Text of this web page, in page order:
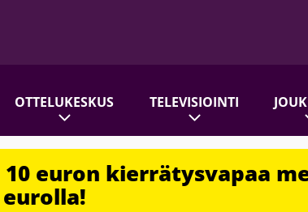
OTTELUKESKUS TELEVISIOINTI
euron kierrätysvapaa